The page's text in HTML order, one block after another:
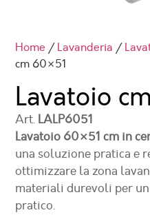
Home /Lavanderia /
cm 60×51
Lavatoio cm
Art. LALP6051
Lavatoio 60×51 cm in
una soluzione pratica e
ottimizzare la zona
materiali durevoli per
pratico.